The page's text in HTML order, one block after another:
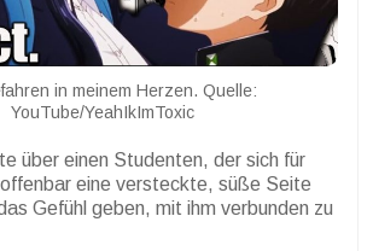
in meinem Herzen. Quelle:
YouTube/YeahIkImToxic
über einen Studenten, der sich für
eine versteckte, süße Seite
Gefühl geben, mit ihm verbunden zu